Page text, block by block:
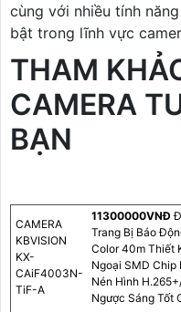
cùng với nhiều tính
bật trong lĩnh vực
THAM
CAMERA
BẠN
CAMERA
KBVISION
KX-
CAiF4003N-
TiF-A
11300000VNÐ
Trang Bị Báo
Color 40m Thiết
Ngoại SMD Chip
Nén Hình
Ngược Sáng Tốt